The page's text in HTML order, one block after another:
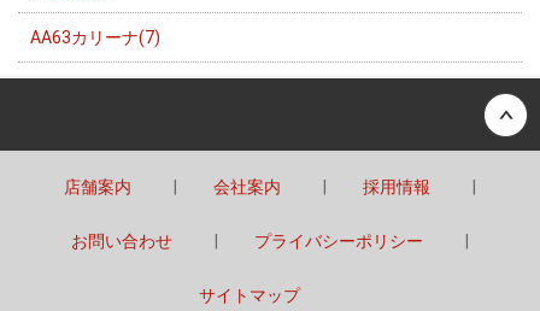
AA63カリーナ(7)
店舗案内 会社案内 採用情報
お問い合わせ プライバシーポリシー
サイトマップ